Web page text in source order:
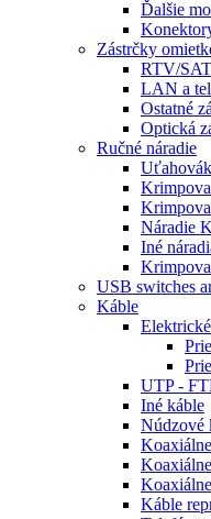
Ďalšie
Zástrčky
RTV/SAT
LAN a
Ostatné
Optická
Ručné náradie
Náradie
Iné
USB switches
Káble
UTP -
Iné káble
Núdzové
Káble